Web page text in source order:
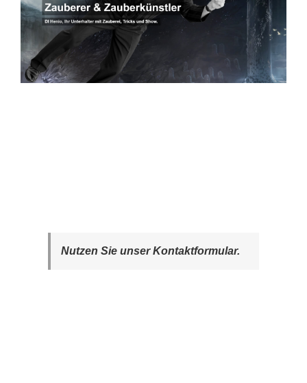
Nutzen Sie unser Kontaktformular.